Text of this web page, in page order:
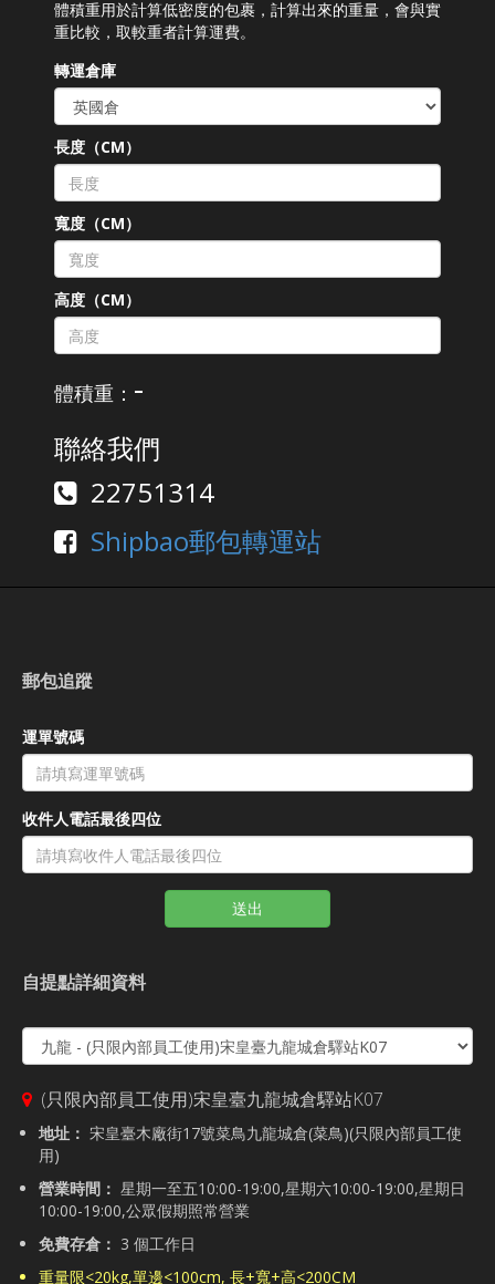
體積重用於計算低密度的包裹，計算出來的重量，會與實
重比較，取較重者計算運費。
轉運倉庫
長度（CM）
寬度（CM）
高度（CM）
體積重： -
聯絡我們
22751314
Shipbao郵包轉運站
郵包追蹤
運單號碼
收件人電話最後四位
送出
自提點詳細資料
(只限內部員工使用)宋皇臺九龍城倉驛站K07
地址： 宋皇臺木廠街17號菜鳥九龍城倉(菜鳥)(只限內部員工使
用)
營業時間： 星期一至五10:00-19:00,星期六10:00-19:00,星期日
10:00-19:00,公眾假期照常營業
免費存倉： 3 個工作日
重量限<20kg,單邊<100cm, 長+寬+高<200CM